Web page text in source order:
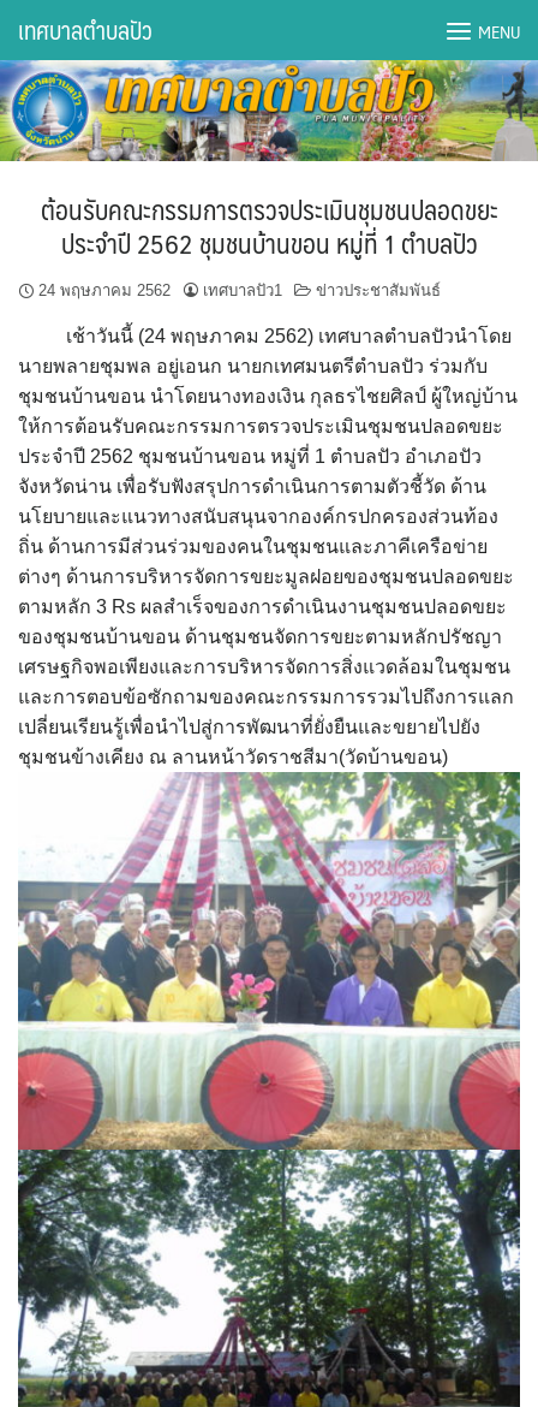
content
DWQA Ask Question
DWQA Questions
กองการศึกษา
กองคลัง
กองช่าง
กองยุทธศาสตร์และงบประมาณ
กองสาธารณสุขฯ
การเปิดเผยข้อมูลข่าวสารปี 2566 integrity transparency
assessment ITA2023
ข้อกำหนดการใช้งาน
ข้อมูลประชากร
ข้อมูลพื้นฐานของศูนย์บริการนักท่องเที่ยว เทศบาลตำบลปัว
ขั้นตอนการขอรับบริการ
งบแสดงฐานะการคลัง
งบแสดงฐานะการเงิน เทศบาลตำบลปัว ประจำปีงบประมาณ 2561
ติดต่อหน่วยงาน
ที่พัก
Amante Baristro Hotel & Cafe’ @Pua
C View Home
Deply
Go Hight ‘O Village
HOMU Villa
Montha Residence
เทศบาลตำบลปัว MENU
ต้อนรับคณะกรรมการตรวจประเมินชุมชนปลอดขยะ
ประจำปี 2562 ชุมชนบ้านขอน หมู่ที่ 1 ตำบลปัว
24 พฤษภาคม 2562 เทศบาลปัว1 ข่าวประชาสัมพันธ์
เช้าวันนี้ (24 พฤษภาคม 2562) เทศบาลตำบลปัวนำโดย
นายพลายชุมพล อยู่เอนก นายกเทศมนตรีตำบลปัว ร่วมกับ
ชุมชนบ้านขอน นำโดยนางทองเงิน กุลธรไชยศิลป์ ผู้ใหญ่บ้าน
ให้การต้อนรับคณะกรรมการตรวจประเมินชุมชนปลอดขยะ
ประจำปี 2562 ชุมชนบ้านขอน หมู่ที่ 1 ตำบลปัว อำเภอปัว
จังหวัดน่าน เพื่อรับฟังสรุปการดำเนินการตามตัวชี้วัด ด้าน
นโยบายและแนวทางสนับสนุนจากองค์กรปกครองส่วนท้อง
ถิ่น ด้านการมีส่วนร่วมของคนในชุมชนและภาคีเครือข่าย
ต่างๆ ด้านการบริหารจัดการขยะมูลฝอยของชุมชนปลอดขยะ
ตามหลัก 3 Rs ผลสำเร็จของการดำเนินงานชุมชนปลอดขยะ
ของชุมชนบ้านขอน ด้านชุมชนจัดการขยะตามหลักปรัชญา
เศรษฐกิจพอเพียงและการบริหารจัดการสิ่งแวดล้อมในชุมชน
และการตอบข้อซักถามของคณะกรรมการรวมไปถึงการแลก
เปลี่ยนเรียนรู้เพื่อนำไปสู่การพัฒนาที่ยั่งยืนและขยายไปยัง
ชุมชนข้างเคียง ณ ลานหน้าวัดราชสีมา(วัดบ้านขอน)